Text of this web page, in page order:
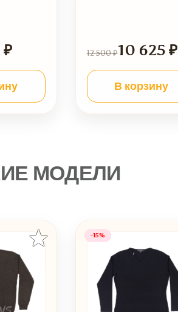
₽ 12 500 ₽10 625 ₽
В корзину
МОДЕЛИ
-15%